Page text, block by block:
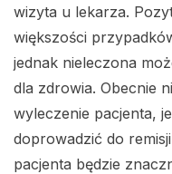
wizyta u lekarza.
większości
jednak nieleczona
dla zdrowia. Obecnie
wyleczenie pacjenta,
doprowadzić do
pacjenta będzie